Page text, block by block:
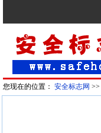
您现在的位置： 安全标志网 >>